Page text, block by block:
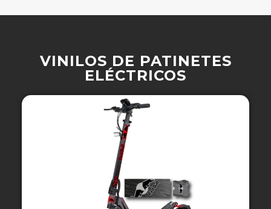
VINILOS DE PATINETES
ELÉCTRICOS